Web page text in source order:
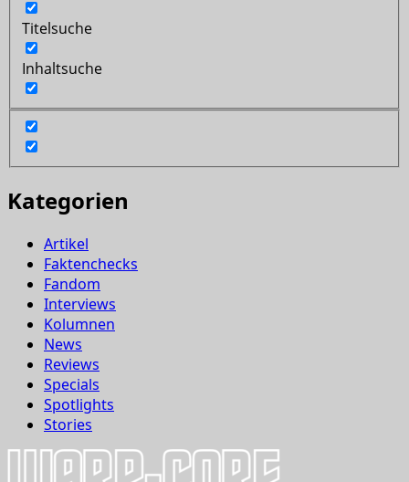
Titelsuche
Inhaltsuche
Kategorien
Artikel
Faktenchecks
Fandom
Interviews
Kolumnen
News
Reviews
Specials
Spotlights
Stories